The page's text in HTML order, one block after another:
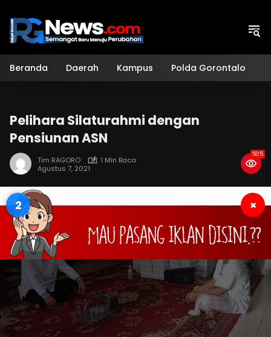
konten
Beranda Daerah Kampus Polda Gorontalo
Pelihara Silaturahmi dengan
Pensiunan ASN
Tim RAGORO
1 Min Baca
Agustus 7, 2021
505
1 ×